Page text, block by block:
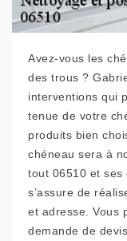
Avez-vous les
des trous ?
interventions qui
tenue de votre
produits bien
chéneau sera à
tout 06510 et ses
s’assure de
et adresse. Vous
demande de